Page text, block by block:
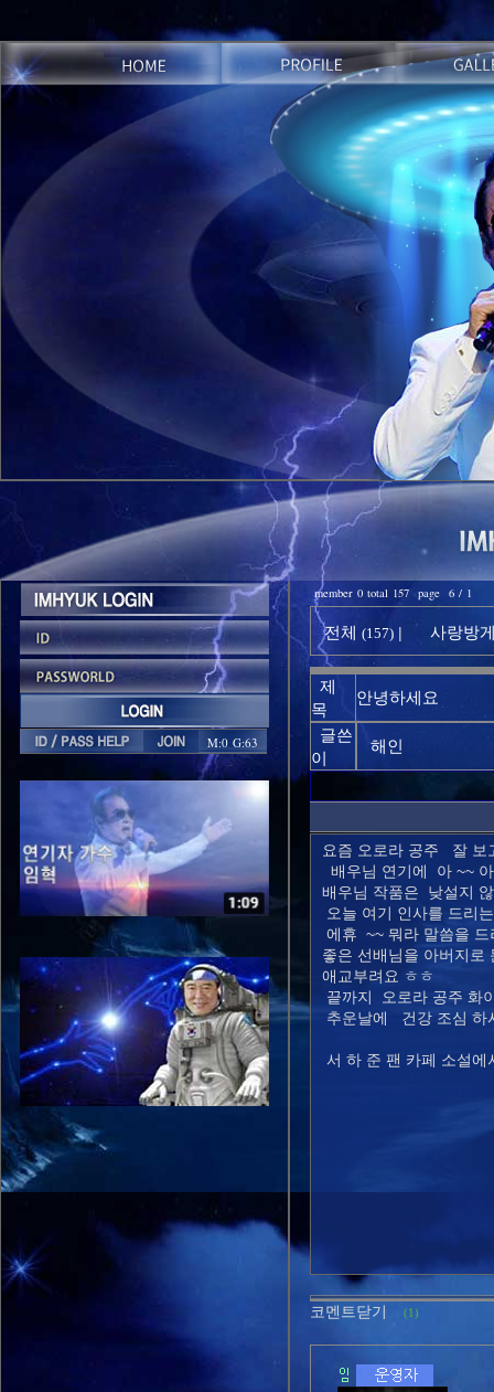
M:0 G:63
member 0 total 157 page 6 / 1
전체 (157) | 사랑방
제
목
안녕하세요
글쓴
이
해인
요즘 오로라 공주 잘 보
배우님 연기에 아 ~~
배우님 작품은 낮설지
오늘 여기 인사를 드리
에휴 ~~ 뭐라 말씀을 드
좋은 선배님을 아버지
애교부려요 ㅎㅎ
끝까지 오로라 공주 화
추운날에 건강 조심 하
서 하 준 팬 카페 소설
코멘트닫기 (1)